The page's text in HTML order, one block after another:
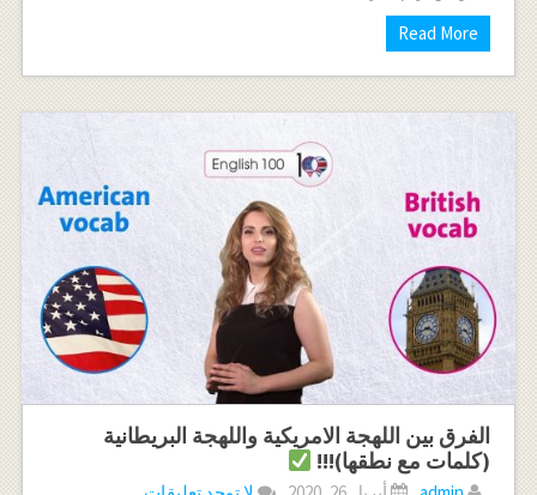
Read More
الفرق بين اللهجة الامريكية واللهجة البريطانية
(كلمات مع نطقها)!!!